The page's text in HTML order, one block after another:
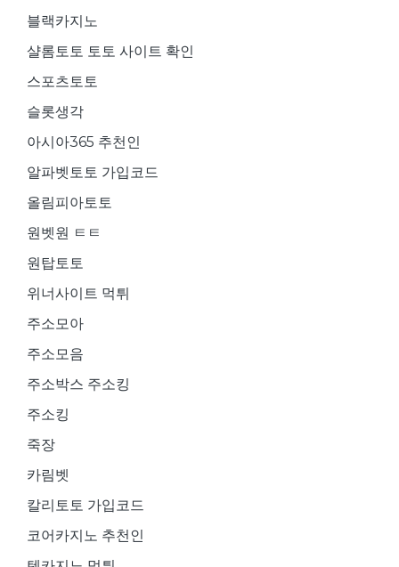
블랙카지노
샬롬토토 토토 사이트 확인
스포츠토토
슬롯생각
아시아365 추천인
알파벳토토 가입코드
올림피아토토
원벳원 ㅌㅌ
원탑토토
위너사이트 먹튀
주소모아
주소모음
주소박스 주소킹
주소킹
죽장
카림벳
칼리토토 가입코드
코어카지노 추천인